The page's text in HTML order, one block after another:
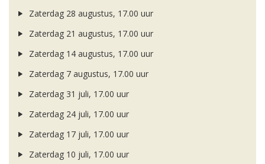
Zaterdag 28 augustus, 17.00 uur
Zaterdag 21 augustus, 17.00 uur
Zaterdag 14 augustus, 17.00 uur
Zaterdag 7 augustus, 17.00 uur
Zaterdag 31 juli, 17.00 uur
Zaterdag 24 juli, 17.00 uur
Zaterdag 17 juli, 17.00 uur
Zaterdag 10 juli, 17.00 uur